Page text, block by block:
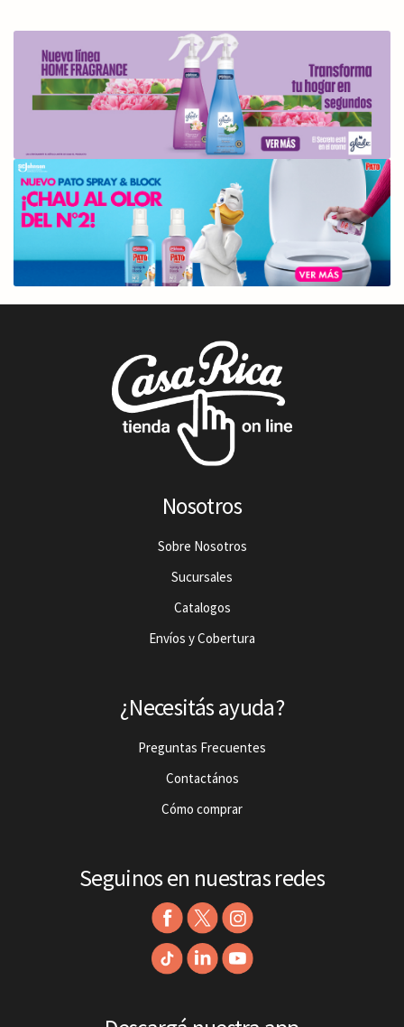
Nosotros
Sobre Nosotros
Sucursales
Catalogos
Envíos y Cobertura
¿Necesitás ayuda?
Preguntas Frecuentes
Contactános
Cómo comprar
Seguinos en nuestras redes